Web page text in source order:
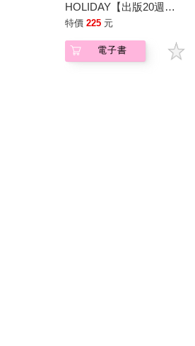
HOLIDAY【出版20週年
全新修訂版】
特價 225 元
電子書